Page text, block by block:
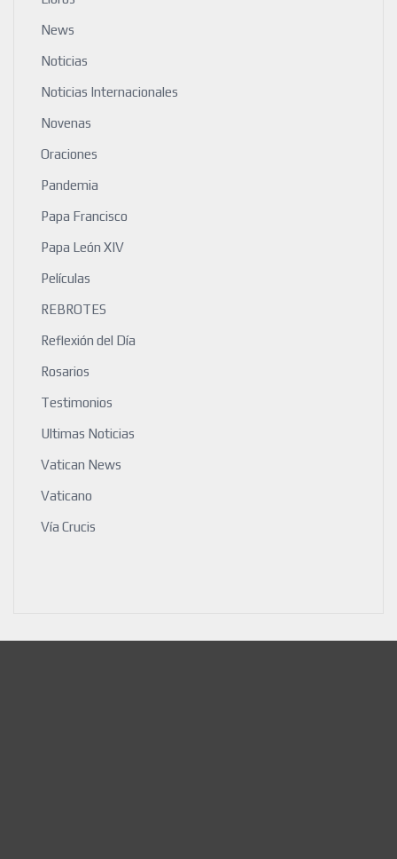
News
Noticias
Noticias Internacionales
Novenas
Oraciones
Pandemia
Papa Francisco
Papa León XIV
Películas
REBROTES
Reflexión del Día
Rosarios
Testimonios
Ultimas Noticias
Vatican News
Vaticano
Vía Crucis